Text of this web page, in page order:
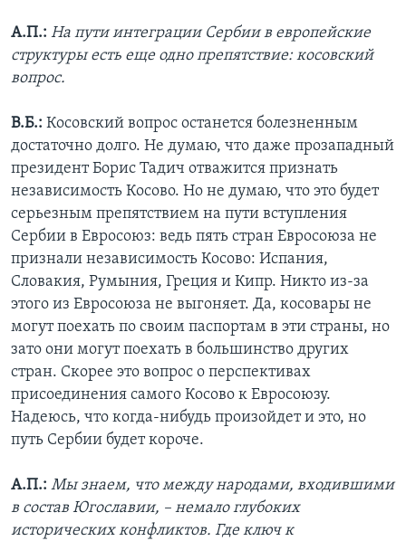
А.П.: На пути интеграции Сербии в европейские
структуры есть еще одно препятствие: косовский
вопрос.
В.Б.: Косовский вопрос останется болезненным
достаточно долго. Не думаю, что даже прозападный
президент Борис Тадич отважится признать
независимость Косово. Но не думаю, что это будет
серьезным препятствием на пути вступления
Сербии в Евросоюз: ведь пять стран Евросоюза не
признали независимость Косово: Испания,
Словакия, Румыния, Греция и Кипр. Никто из-за
этого из Евросоюза не выгоняет. Да, косовары не
могут поехать по своим паспортам в эти страны, но
зато они могут поехать в большинство других
стран. Скорее это вопрос о перспективах
присоединения самого Косово к Евросоюзу.
Надеюсь, что когда-нибудь произойдет и это, но
путь Сербии будет короче.
А.П.: Мы знаем, что между народами, входившими
в состав Югославии, – немало глубоких
исторических конфликтов. Где ключ к